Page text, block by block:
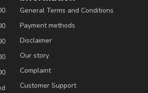
General Terms and Conditions
Payment methods
Disclaimer
Our story
Complaint
Customer Support